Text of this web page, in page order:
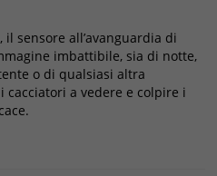
sensore all’avanguardia di
imbattibile, sia di notte,
o di qualsiasi altra
cacciatori a vedere e colpire i